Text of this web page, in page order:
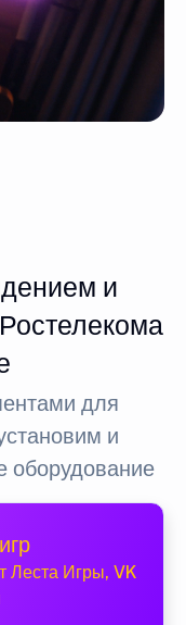
и
для
и
оборудование
Леста Игры, VK